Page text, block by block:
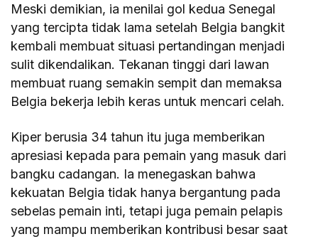
Meski demikian, ia menilai gol kedua Senegal
yang tercipta tidak lama setelah Belgia bangkit
kembali membuat situasi pertandingan menjadi
sulit dikendalikan. Tekanan tinggi dari lawan
membuat ruang semakin sempit dan memaksa
Belgia bekerja lebih keras untuk mencari celah.
Kiper berusia 34 tahun itu juga memberikan
apresiasi kepada para pemain yang masuk dari
bangku cadangan. Ia menegaskan bahwa
kekuatan Belgia tidak hanya bergantung pada
sebelas pemain inti, tetapi juga pemain pelapis
yang mampu memberikan kontribusi besar saat